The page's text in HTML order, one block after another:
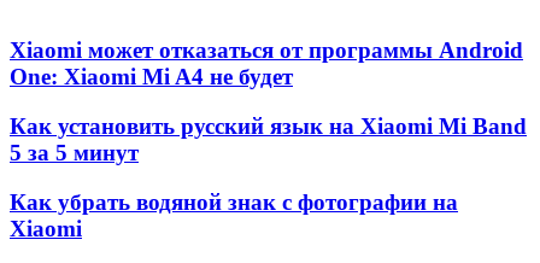
Xiaomi может отказаться от программы Android
One: Xiaomi Mi A4 не будет
Как установить русский язык на Xiaomi Mi Band
5 за 5 минут
Как убрать водяной знак с фотографии на
Xiaomi